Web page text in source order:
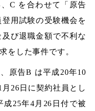
C を合わせて「原告
用試験の受験機会を
び退職金額で不利な
をした事件です。
原告B は平成20年10
26日に契約社員とし
25年4月26日付で被